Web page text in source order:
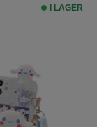
I LAGER